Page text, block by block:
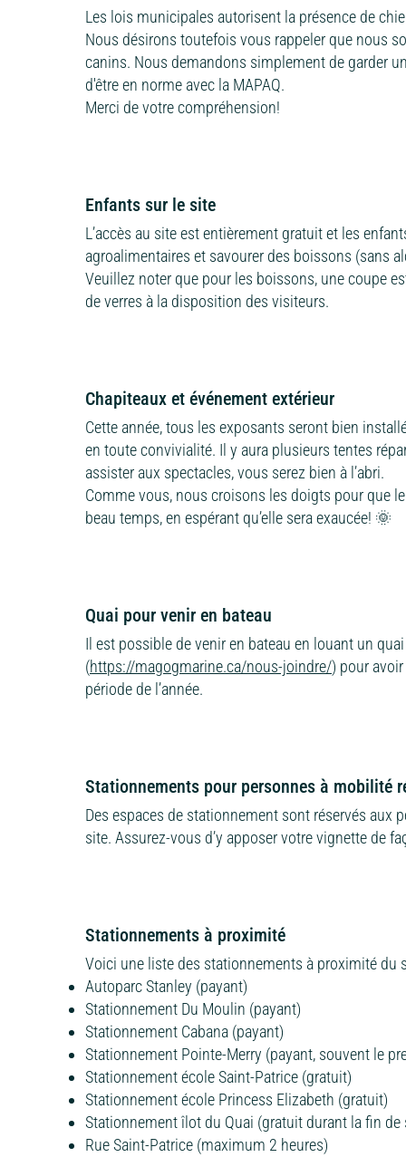
Les lois municipales autorisent la présence de
Nous désirons toutefois vous rappeler que nous
canins. Nous demandons simplement de garder
d'être en norme avec la MAPAQ.
Merci de votre compréhension!
Enfants sur le site
L’accès au site est entièrement gratuit et les
agroalimentaires et savourer des boissons (sans
Veuillez noter que pour les boissons, une coupe
de verres à la disposition des visiteurs.
Chapiteaux et événement extérieur
Cette année, tous les exposants seront bien
en toute convivialité. Il y aura plusieurs tentes
assister aux spectacles, vous serez bien à l’abri.
Comme vous, nous croisons les doigts pour que
beau temps, en espérant qu’elle sera exaucée! 🌞
Quai pour venir en bateau
Il est possible de venir en bateau en louant un
(https://magogmarine.ca/nous-joindre/) pour
période de l’année.
Stationnements pour personnes à mobilité
Des espaces de stationnement sont réservés
site. Assurez-vous d’y apposer votre vignette de
Stationnements à proximité
Voici une liste des stationnements à proximité du
Autoparc Stanley (payant)
Stationnement Du Moulin (payant)
Stationnement Cabana (payant)
Stationnement Pointe-Merry (payant, souvent le
Stationnement école Saint-Patrice (gratuit)
Stationnement école Princess Elizabeth (gratuit)
Stationnement îlot du Quai (gratuit durant la fin de
Rue Saint-Patrice (maximum 2 heures)